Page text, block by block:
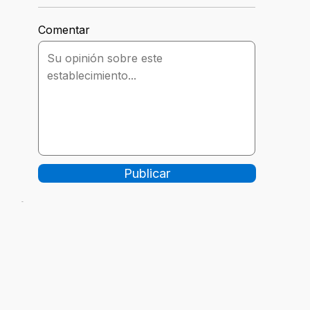
Comentar
Publicar
-